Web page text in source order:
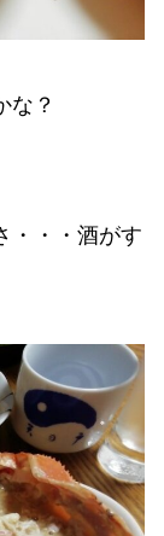
な？
・・・酒がす